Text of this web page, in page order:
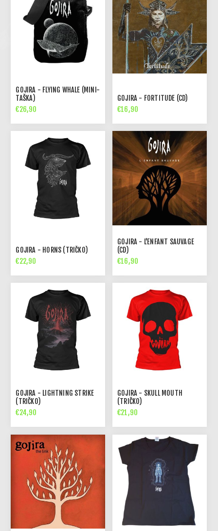
GOJIRA - FLYING WHALE (MINI-
TAŠKA)
€26,90
GOJIRA - FORTITUDE (CD)
€16,90
GOJIRA - HORNS (TRIČKO)
€22,90
GOJIRA - L'ENFANT SAUVAGE
(CD)
€16,90
GOJIRA - LIGHTNING STRIKE
(TRIČKO)
€24,90
GOJIRA - SKULL MOUTH
(TRIČKO)
€21,90